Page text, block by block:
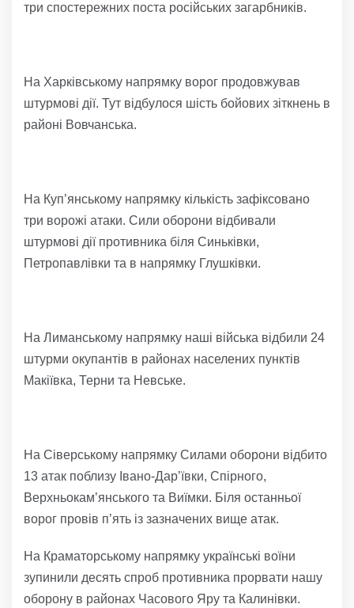
три спостережних поста російських загарбників.
На Харківському напрямку ворог продовжував
штурмові дії. Тут відбулося шість бойових зіткнень в
районі Вовчанська.
На Куп’янському напрямку кількість зафіксовано
три ворожі атаки. Сили оборони відбивали
штурмові дії противника біля Синьківки,
Петропавлівки та в напрямку Глушківки.
На Лиманському напрямку наші війська відбили 24
штурми окупантів в районах населених пунктів
Макіївка, Терни та Невське.
На Сіверському напрямку Силами оборони відбито
13 атак поблизу Івано-Дар’ївки, Спірного,
Верхньокам’янського та Виїмки. Біля останньої
ворог провів п’ять із зазначених вище атак.
На Краматорському напрямку українські воїни
зупинили десять спроб противника прорвати нашу
оборону в районах Часового Яру та Калинівки.